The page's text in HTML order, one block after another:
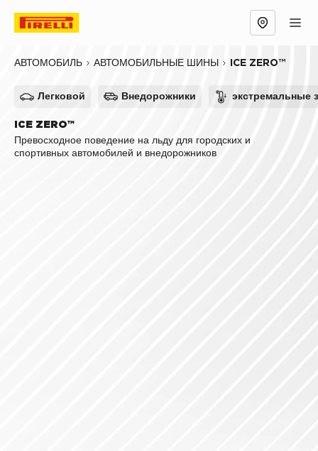
АВТОМОБИЛЬ АВТОМОБИЛЬНЫЕ ШИНЫ ICE ZERO™
Легковой Внедорожники экстремальные
ICE ZERO™
Превосходное поведение на льду для городских и
спортивных автомобилей и внедорожников